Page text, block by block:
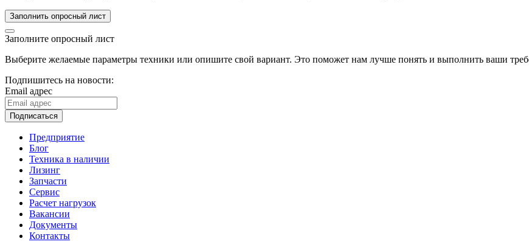
Заполнить опросный лист
Заполните опросный лист
Выберите желаемые параметры техники или опишите свой вариант. Это поможет нам лучше понять и выполнить ваши
Подпишитесь на новости:
Email адрес
Подписаться
Предприятие
Блог
Техника в наличии
Лизинг
Запчасти
Сервис
Расчет нагрузок
Вакансии
Документы
Контакты